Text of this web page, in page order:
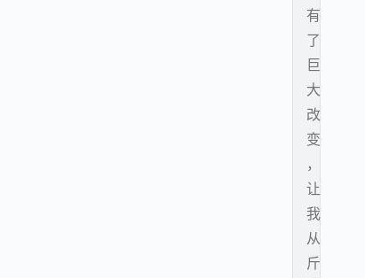
有
了
巨
大
改
变
，
让
我
从
斤